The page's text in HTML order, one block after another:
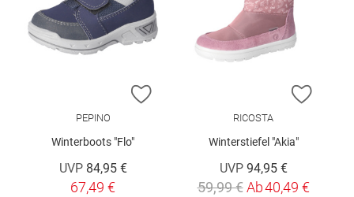
ZUR WUNSCHLISTE HINZUFÜGEN
PEPINO
Winterboots "Flo"
UVP 84,95 €
67,49 €
ZUR
RICOSTA
Winterstiefel "Akia"
UVP 94,95 €
59,99 € Ab40,49 €